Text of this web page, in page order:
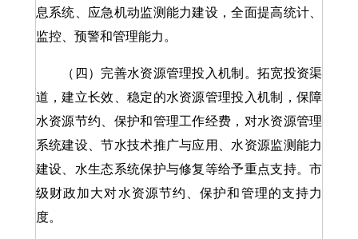
息系统、应急机动监测能力建设，全面提高统计、
监控、预警和管理能力。
（四）完善水资源管理投入机制。拓宽投资渠
道，建立长效、稳定的水资源管理投入机制，保障
水资源节约、保护和管理工作经费，对水资源管理
系统建设、节水技术推广与应用、水资源监测能力
建设、水生态系统保护与修复等给予重点支持。市
级财政加大对水资源节约、保护和管理的支持力
度。